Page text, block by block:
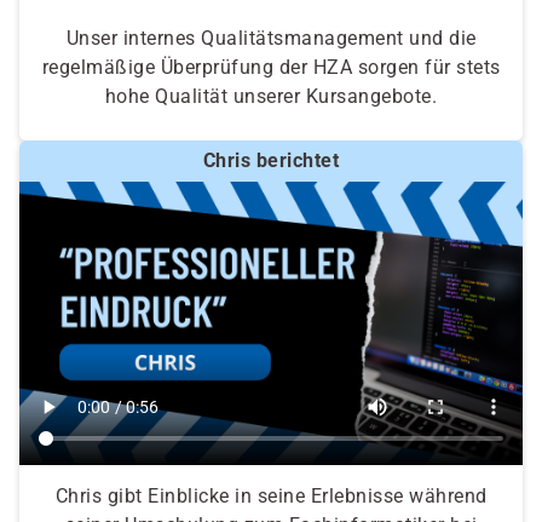
Unser internes Qualitätsmanagement und die
regelmäßige Überprüfung der HZA sorgen für stets
hohe Qualität unserer Kursangebote.
Chris berichtet
Chris gibt Einblicke in seine Erlebnisse während